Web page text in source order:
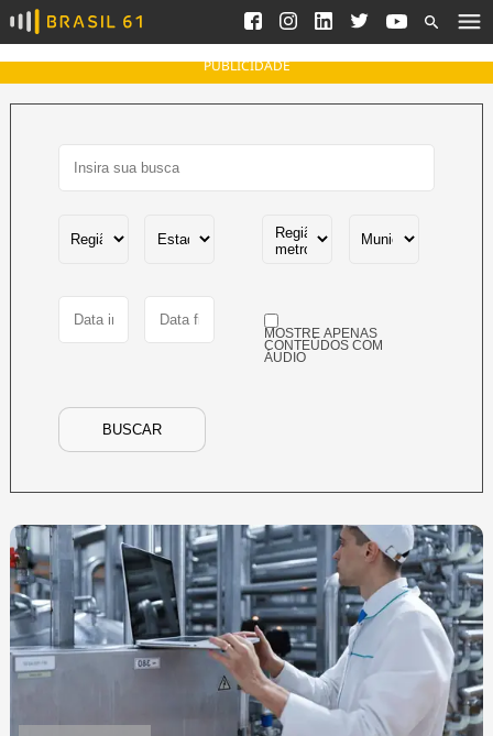
Ver todas as notícias
Podcasts
nossos líderes.
Saneamento
Indicadores
Bioinsumos
Blog
Expediente
Contato
Agronegócios
Brasil Mineral
Tecnologia
Comportamento
Cultura
Economia
Internacional
PUBLICIDADE
MOSTRE APENAS
CONTEÚDOS COM
ÁUDIO
BUSCAR